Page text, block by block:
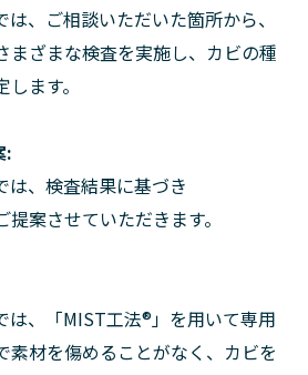
、ご相談いただいた箇所から、
まざまな検査を実施し、カビの種
ます。
:
は、検査結果に基づき
案させていただきます。
は、「MIST工法®︎」を用いて専用
素材を傷めることがなく、カビを